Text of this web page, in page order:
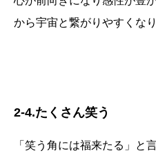
から宇宙と繋がりやすくなり
2-4.たくさん笑う
「笑う角には福来たる」と